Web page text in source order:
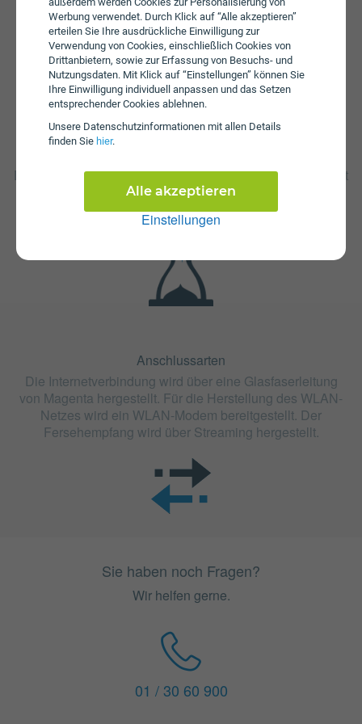
Werbung verwendet. Durch Klick auf “Alle akzeptieren”
erteilen Sie Ihre ausdrückliche Einwilligung zur
Verwendung von Cookies, einschließlich Cookies von
Drittanbietern, sowie zur Erfassung von Besuchs- und
Nutzungsdaten. Mit Klick auf “Einstellungen” können Sie
Ihre Einwilligung individuell anpassen und das Setzen
entsprechender Cookies ablehnen.
Unsere Daten­schutz­informationen mit allen Details
finden Sie hier.
Einstellungen
Alle akzeptieren
beträgt € 29,99.
Die Vertragslaufzeit bei gigakraft Youth 150 + TV M beträgt
24 Monate. Die Kündigungsfrist beträgt 1 Monat.
Anschlussarten
Die Internetverbindung wird über eine Glasfaserleitung
von Magenta hergestellt. Für die Herstellung des WLAN-
Netzes wird ein WLAN-Modem bereitgestellt. Der
Fersehempfang wird über Streaming hergestellt.
Sie haben noch Fragen?
Wir helfen gerne.
01 / 30 60 900